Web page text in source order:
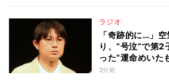
ラジオ
「奇跡的に…」
り、“号泣”で第
った“運命めいた
もぐらは「水川
3分前